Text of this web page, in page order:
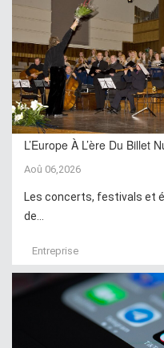
L’Europe À L’ère Du
Aoû 06,2026
Les concerts, festivals et
de...
Entreprise